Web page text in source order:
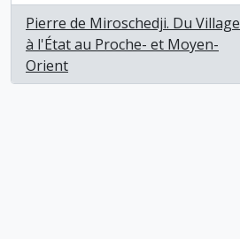
Pierre de Miroschedji. Du Village
à l'État au Proche- et Moyen-
Orient
, 1 résultats